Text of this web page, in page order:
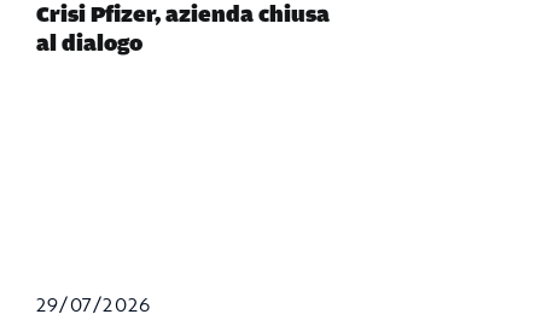
Crisi Pfizer, azienda chiusa
al dialogo
29/07/2026